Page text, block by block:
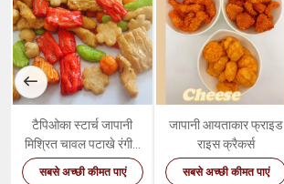
टैपिओका स्टार्च जापानी
मिश्रित चावल पटाखे रंगीन
मिश्रित कम वसा
सबसे अच्छी कीमत पाएं
जापानी आयताकार फ्राइड
राइस क्रैकर्स
सबसे अच्छी कीमत पाएं